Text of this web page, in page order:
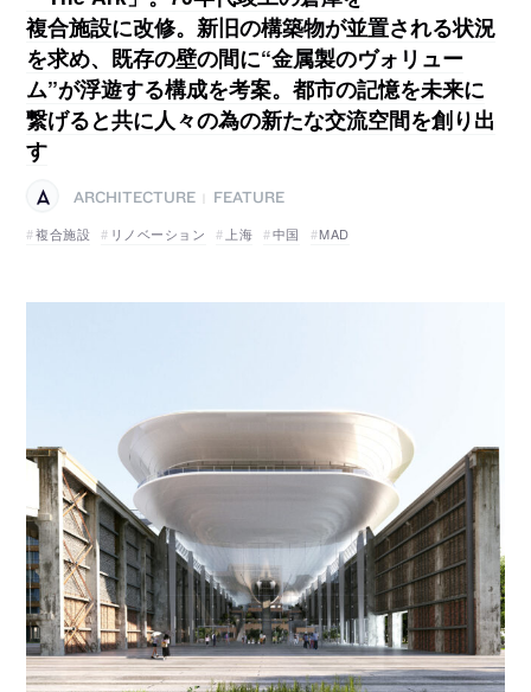
複合施設に改修。新旧の構築物が並置される状況
を求め、既存の壁の間に“金属製のヴォリュー
ム”が浮遊する構成を考案。都市の記憶を未来に
繋げると共に人々の為の新たな交流空間を創り出
す
ARCHITECTURE
FEATURE
複合施設
リノベーション 上海 中国 MAD